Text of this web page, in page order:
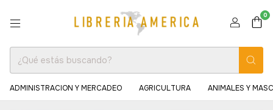
0
ADMINISTRACION Y MERCADEO AGRICULTURA ANIMALES Y